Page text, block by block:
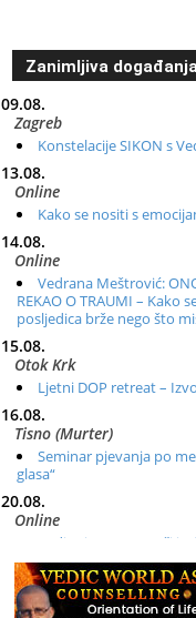
Zanimljiva
09.08.
Zagreb
Konstelacije SIKON s
13.08.
Online
Kako se nositi s
14.08.
Online
Vedrana Meštrović:
REKAO O TRAUMI – Kako
posljedica brže nego što
15.08.
Otok Krk
Ljetni DOP retreat –
16.08.
Tisno (Murter)
Seminar pjevanja po
glasa“
20.08.
Online
Radionica: Pomagači iz
otvoreno za sve
21.08.
Zagreb+Online